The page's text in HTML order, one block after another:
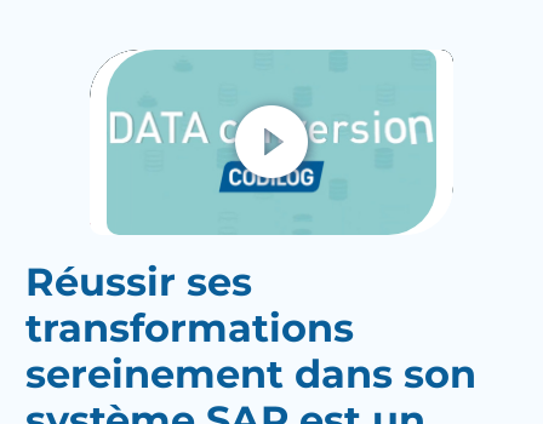
Réussir ses
transformations
sereinement dans son